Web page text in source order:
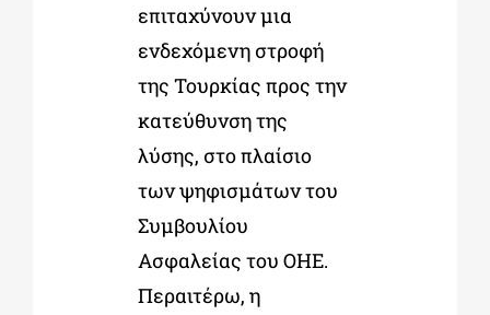
επιταχύνουν μια
ενδεχόμενη στροφή
της Τουρκίας προς την
κατεύθυνση της
λύσης, στο πλαίσιο
των ψηφισμάτων του
Συμβουλίου
Ασφαλείας του ΟΗΕ.
Περαιτέρω, η